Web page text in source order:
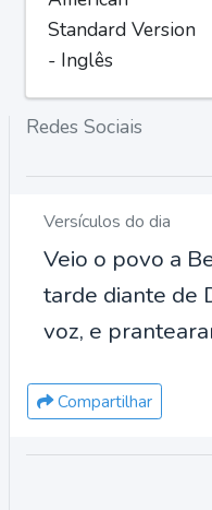
Standard Version
- Inglês
Redes Sociais
Versículos do dia
Veio o povo a
tarde diante de
voz, e
Compartilhar